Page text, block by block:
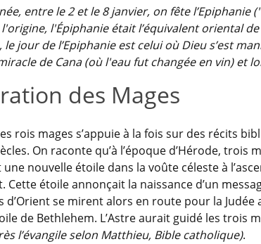
entre le 2 et le 8 janvier, on fête
l'origine, l'Épiphanie était l’équivalent oriental
jour de l’Epiphanie est celui où Dieu s’est
de Cana (où l'eau fut changée en vin) et
des Mages
rois mages s’appuie à la fois sur des récits
On raconte qu’à l’époque d’Hérode, trois
nouvelle étoile dans la voûte céleste à
Cette étoile annonçait la naissance d’un
d’Orient se mirent alors en route pour la
de Bethlehem. L’Astre aurait guidé les trois
l’évangile selon Matthieu, Bible catholique).